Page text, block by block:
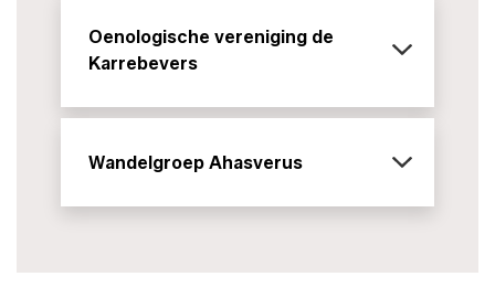
Oenologische vereniging de
Karrebevers
Wandelgroep Ahasverus